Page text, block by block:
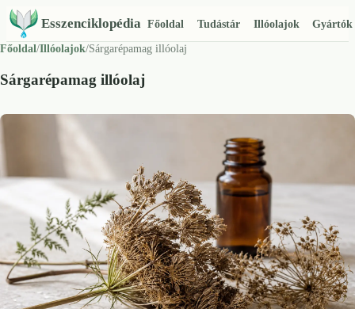
Esszenciklopédia Főoldal Tudástár Illóolajok
Gyártók
Főoldal/Illóolajok/Sárgarépamag illóolaj
Sárgarépamag illóolaj